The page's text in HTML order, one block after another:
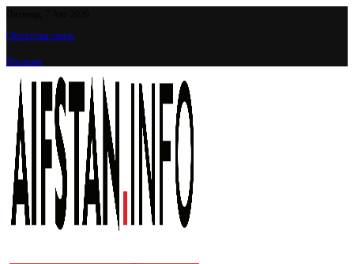
Обратная связь
Реклама